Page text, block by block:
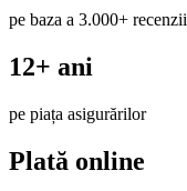
pe baza a 3.000+ recenzii
12+ ani
pe piața asigurărilor
Plată online